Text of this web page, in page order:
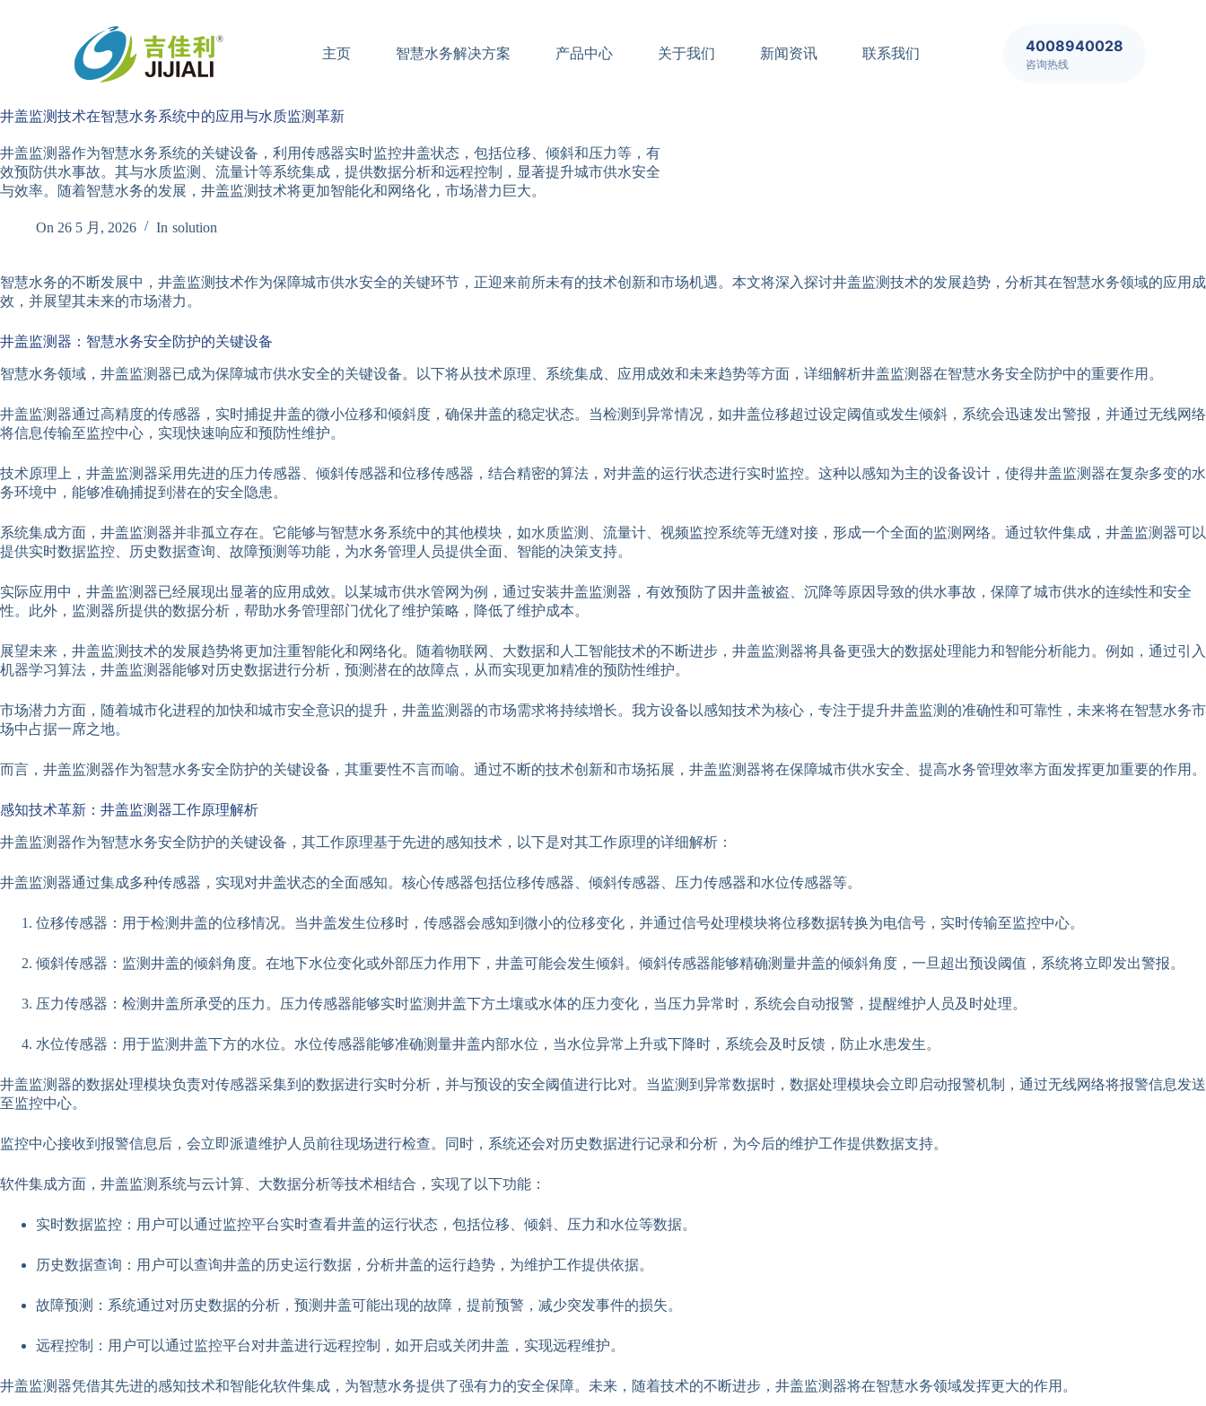
主页 智慧水务解决方案 产品中心 关于我们 新闻资讯 联系我们 4008940028
咨询热线
井盖监测技术在智慧水务系统中的应用与水质监测革新
井盖监测器作为智慧水务系统的关键设备，利用传感器实时监控井盖状态，包括位移、倾斜和压力等，有
效预防供水事故。其与水质监测、流量计等系统集成，提供数据分析和远程控制，显著提升城市供水安全
与效率。随着智慧水务的发展，井盖监测技术将更加智能化和网络化，市场潜力巨大。
On 26 5 月, 2026 In solution
智慧水务的不断发展中，井盖监测技术作为保障城市供水安全的关键环节，正迎来前所未有的技术创新和市场机遇。本文将深入探讨井盖监测技术的发展趋势，分析其在智慧水务领域的应用成
效，并展望其未来的市场潜力。
井盖监测器：智慧水务安全防护的关键设备
智慧水务领域，井盖监测器已成为保障城市供水安全的关键设备。以下将从技术原理、系统集成、应用成效和未来趋势等方面，详细解析井盖监测器在智慧水务安全防护中的重要作用。
井盖监测器通过高精度的传感器，实时捕捉井盖的微小位移和倾斜度，确保井盖的稳定状态。当检测到异常情况，如井盖位移超过设定阈值或发生倾斜，系统会迅速发出警报，并通过无线网络
将信息传输至监控中心，实现快速响应和预防性维护。
技术原理上，井盖监测器采用先进的压力传感器、倾斜传感器和位移传感器，结合精密的算法，对井盖的运行状态进行实时监控。这种以感知为主的设备设计，使得井盖监测器在复杂多变的水
务环境中，能够准确捕捉到潜在的安全隐患。
系统集成方面，井盖监测器并非孤立存在。它能够与智慧水务系统中的其他模块，如水质监测、流量计、视频监控系统等无缝对接，形成一个全面的监测网络。通过软件集成，井盖监测器可以
提供实时数据监控、历史数据查询、故障预测等功能，为水务管理人员提供全面、智能的决策支持。
实际应用中，井盖监测器已经展现出显著的应用成效。以某城市供水管网为例，通过安装井盖监测器，有效预防了因井盖被盗、沉降等原因导致的供水事故，保障了城市供水的连续性和安全
性。此外，监测器所提供的数据分析，帮助水务管理部门优化了维护策略，降低了维护成本。
展望未来，井盖监测技术的发展趋势将更加注重智能化和网络化。随着物联网、大数据和人工智能技术的不断进步，井盖监测器将具备更强大的数据处理能力和智能分析能力。例如，通过引入
机器学习算法，井盖监测器能够对历史数据进行分析，预测潜在的故障点，从而实现更加精准的预防性维护。
市场潜力方面，随着城市化进程的加快和城市安全意识的提升，井盖监测器的市场需求将持续增长。我方设备以感知技术为核心，专注于提升井盖监测的准确性和可靠性，未来将在智慧水务市
场中占据一席之地。
而言，井盖监测器作为智慧水务安全防护的关键设备，其重要性不言而喻。通过不断的技术创新和市场拓展，井盖监测器将在保障城市供水安全、提高水务管理效率方面发挥更加重要的作用。
感知技术革新：井盖监测器工作原理解析
井盖监测器作为智慧水务安全防护的关键设备，其工作原理基于先进的感知技术，以下是对其工作原理的详细解析：
井盖监测器通过集成多种传感器，实现对井盖状态的全面感知。核心传感器包括位移传感器、倾斜传感器、压力传感器和水位传感器等。
位移传感器：用于检测井盖的位移情况。当井盖发生位移时，传感器会感知到微小的位移变化，并通过信号处理模块将位移数据转换为电信号，实时传输至监控中心。
倾斜传感器：监测井盖的倾斜角度。在地下水位变化或外部压力作用下，井盖可能会发生倾斜。倾斜传感器能够精确测量井盖的倾斜角度，一旦超出预设阈值，系统将立即发出警报。
压力传感器：检测井盖所承受的压力。压力传感器能够实时监测井盖下方土壤或水体的压力变化，当压力异常时，系统会自动报警，提醒维护人员及时处理。
水位传感器：用于监测井盖下方的水位。水位传感器能够准确测量井盖内部水位，当水位异常上升或下降时，系统会及时反馈，防止水患发生。
井盖监测器的数据处理模块负责对传感器采集到的数据进行实时分析，并与预设的安全阈值进行比对。当监测到异常数据时，数据处理模块会立即启动报警机制，通过无线网络将报警信息发送
至监控中心。
监控中心接收到报警信息后，会立即派遣维护人员前往现场进行检查。同时，系统还会对历史数据进行记录和分析，为今后的维护工作提供数据支持。
软件集成方面，井盖监测系统与云计算、大数据分析等技术相结合，实现了以下功能：
实时数据监控：用户可以通过监控平台实时查看井盖的运行状态，包括位移、倾斜、压力和水位等数据。
历史数据查询：用户可以查询井盖的历史运行数据，分析井盖的运行趋势，为维护工作提供依据。
故障预测：系统通过对历史数据的分析，预测井盖可能出现的故障，提前预警，减少突发事件的损失。
远程控制：用户可以通过监控平台对井盖进行远程控制，如开启或关闭井盖，实现远程维护。
井盖监测器凭借其先进的感知技术和智能化软件集成，为智慧水务提供了强有力的安全保障。未来，随着技术的不断进步，井盖监测器将在智慧水务领域发挥更大的作用。